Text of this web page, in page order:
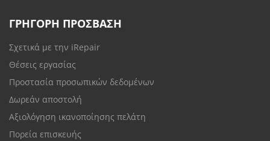
ΓΡΗΓΟΡΗ ΠΡΟΣΒΑΣΗ
Σχετικά με την iRepair
Θέσεις εργασίας
Προστασία προσωπικών δεδομένων
Δωρεάν αποστολή
Αξιολόγηση ικανοποίησης πελάτη
Πορεία επισκευής